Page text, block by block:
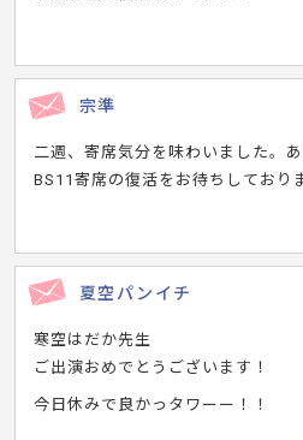
宗準
二週、寄席気分を味わいました。
BS11寄席の復活をお待ちしており
夏空パンイチ
寒空はだか先生
ご出演おめでとうございます！
今日休みで良かっタワーー！！